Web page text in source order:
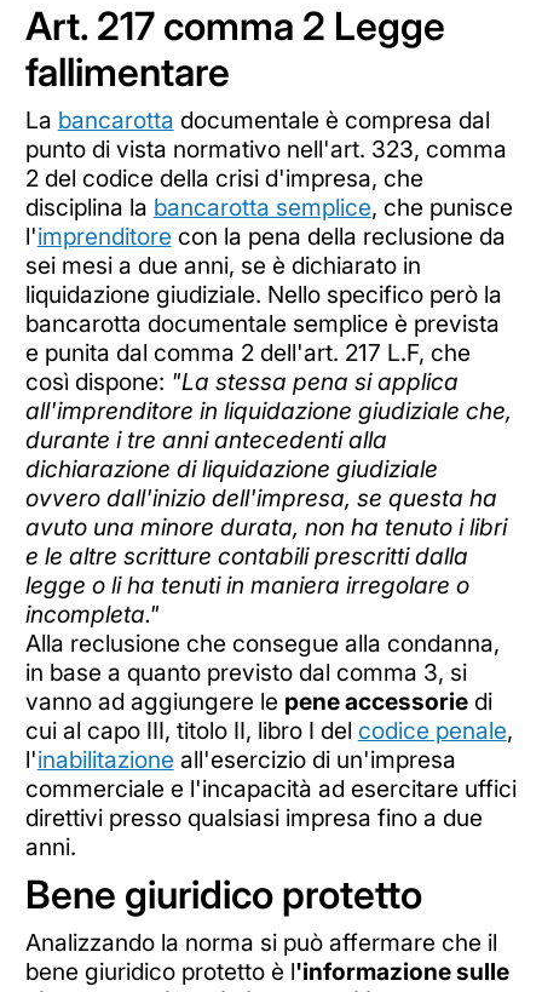
Art. 217 comma 2 Legge
fallimentare
La bancarotta documentale è compresa dal
punto di vista normativo nell'art. 323, comma
2 del codice della crisi d'impresa, che
disciplina la bancarotta semplice, che punisce
l'imprenditore con la pena della reclusione da
sei mesi a due anni, se è dichiarato in
liquidazione giudiziale. Nello specifico però la
bancarotta documentale semplice è prevista
e punita dal comma 2 dell'art. 217 L.F, che
così dispone: "La stessa pena si applica
all'imprenditore in liquidazione giudiziale che,
durante i tre anni antecedenti alla
dichiarazione di liquidazione giudiziale
ovvero dall'inizio dell'impresa, se questa ha
avuto una minore durata, non ha tenuto i libri
e le altre scritture contabili prescritti dalla
legge o li ha tenuti in maniera irregolare o
incompleta."
Alla reclusione che consegue alla condanna,
in base a quanto previsto dal comma 3, si
vanno ad aggiungere le pene accessoriedi
cui al capo III, titolo II, libro I del codice penale,
l'inabilitazione all'esercizio di un'impresa
commerciale e l'incapacità ad esercitare uffici
direttivi presso qualsiasi impresa fino a due
anni.
Bene giuridico protetto
Analizzando la norma si può affermare che il
bene giuridico protetto è l'informazione sulle